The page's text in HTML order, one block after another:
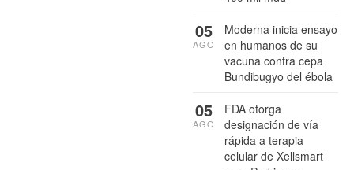
Moderna inicia ensayo
en humanos de su
vacuna contra cepa
Bundibugyo del ébola
05
AGO
FDA otorga
designación de vía
rápida a terapia
celular de Xellsmart
05
AGO